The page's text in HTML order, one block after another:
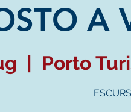
A
  |
Porto